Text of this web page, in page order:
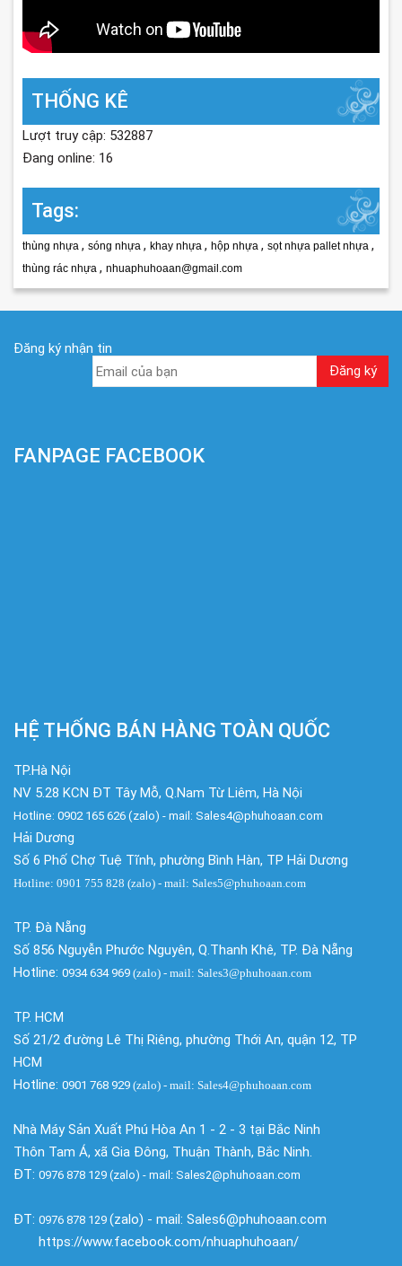
THỐNG KÊ
Lượt truy cập: 532887
Đang online: 16
Tags:
thùng nhựa , sóng nhựa , khay nhựa , hộp nhựa , sọt nhựa pallet nhựa ,
thùng rác nhựa , nhuaphuhoaan@gmail.com
Đăng ký nhận tin
FANPAGE FACEBOOK
HỆ THỐNG BÁN HÀNG TOÀN QUỐC
TP.Hà Nội
NV 5.28 KCN ĐT Tây Mỗ, Q.Nam Từ Liêm, Hà Nội
Hotline: 0902 165 626 (zalo) - mail: Sales4@phuhoaan.com
Hải Dương
Số 6 Phố Chợ Tuệ Tĩnh, phường Bình Hàn, TP Hải Dương
Hotline: 0901 755 828 (zalo) - mail: Sales5@phuhoaan.com
TP. Đà Nẵng
Số 856 Nguyễn Phước Nguyên, Q.Thanh Khê, TP. Đà Nẵng
Hotline: 0934 634 969 (zalo) - mail: Sales3@phuhoaan.com
TP. HCM
Số 21/2 đường Lê Thị Riêng, phường Thới An, quận 12, TP
HCM
Hotline: 0901 768 929 (zalo) - mail: Sales4@phuhoaan.com
Nhà Máy Sản Xuất Phú Hòa An 1 - 2 - 3 tại Bắc Ninh
Thôn Tam Á, xã Gia Đông, Thuận Thành, Bắc Ninh.
ĐT: 0976 878 129 (zalo) - mail: Sales2@phuhoaan.com
ĐT: 0976 878 129 (zalo) - mail: Sales6@phuhoaan.com
https://www.facebook.com/nhuaphuhoaan/